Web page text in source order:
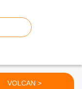
VOLCAN >